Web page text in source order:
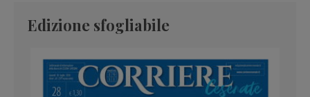
Edizione sfogliabile